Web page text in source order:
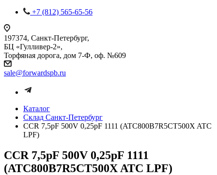
+7 (812) 565-65-56
197374, Санкт-Петербург,
БЦ «Гулливер-2»,
Торфяная дорога, дом 7-Ф, оф. №609
sale@forwardspb.ru
Каталог
Cклад Санкт-Петербург
CCR 7,5pF 500V 0,25pF 1111 (ATC800B7R5CT500X ATC
LPF)
CCR 7,5pF 500V 0,25pF 1111
(ATC800B7R5CT500X ATC LPF)